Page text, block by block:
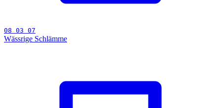
08 03 07
Wässrige Schlämme